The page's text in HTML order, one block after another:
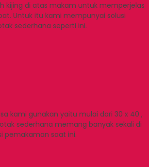
kijing di atas makam untuk memperjelas
Untuk itu kami mempunyai solusi
sederhana seperti ini.
kami gunakan yaitu mulai dari 30 x 40 ,
sederhana memang banyak sekali di
pemakaman saat ini.